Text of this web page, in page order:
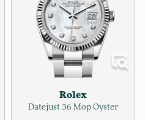
Rolex
Datejust 36 Mop Oyster